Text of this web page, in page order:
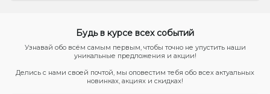
Будь в курсе всех событий
Узнавай обо всём самым первым, чтобы точно не упустить наши
уникальные предложения и акции!
Делись с нами своей почтой, мы оповестим тебя обо всех актуальных
новинках, акциях и скидках!